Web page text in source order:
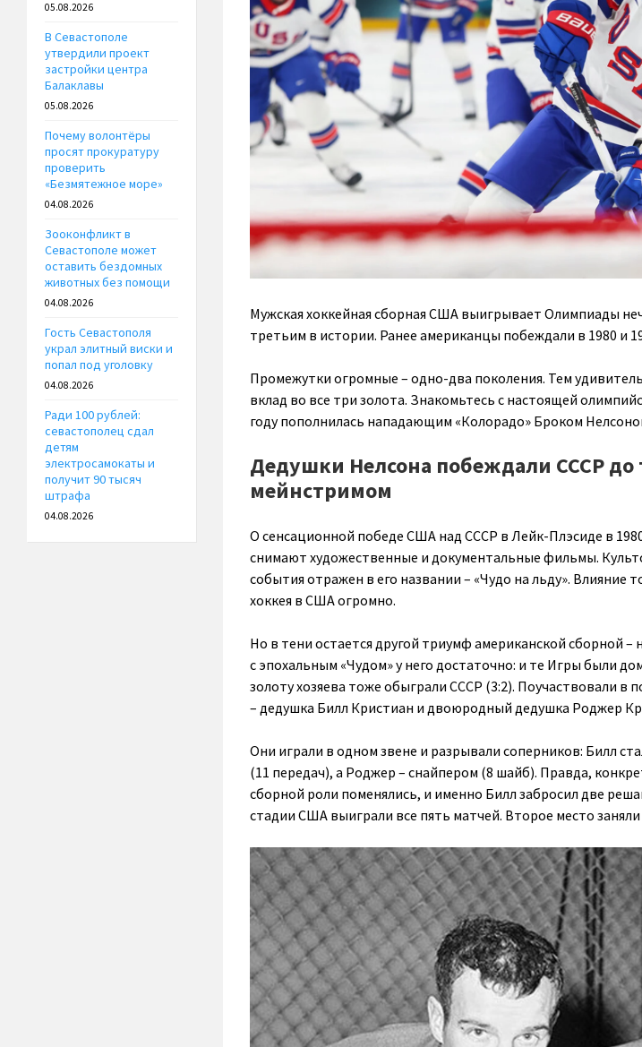
Мужская хоккейная сборная США выигрывает Олимпиады
третьим в истории. Ранее американцы побеждали в 1980 и
Промежутки огромные – одно-два поколения. Тем
вклад во все три золота. Знакомьтесь с настоящей
году пополнилась нападающим «Колорадо» Броком
Дедушки Нелсона побеждали СССР до
мейнстримом
О сенсационной победе США над СССР в Лейк-Плэсиде в
снимают художественные и документальные фильмы.
события отражен в его названии – «Чудо на льду». Влияние
хоккея в США огромно.
Но в тени остается другой триумф американской сборной –
с эпохальным «Чудом» у него достаточно: и те Игры были
золоту хозяева тоже обыграли СССР (3:2). Поучаствовали в
– дедушка Билл Кристиан и двоюродный дедушка Роджер
Они играли в одном звене и разрывали соперников: Билл
(11 передач), а Роджер – снайпером (8 шайб). Правда,
сборной роли поменялись, и именно Билл забросил две
стадии США выиграли все пять матчей. Второе место
05.08.2026
В Севастополе
утвердили проект
застройки центра
Балаклавы
05.08.2026
Почему волонтёры
просят прокуратуру
проверить
«Безмятежное море»
04.08.2026
Зооконфликт в
Севастополе может
оставить бездомных
животных без помощи
04.08.2026
Гость Севастополя
украл элитный виски и
попал под уголовку
04.08.2026
Ради 100 рублей:
севастополец сдал
детям
электросамокаты и
получит 90 тысяч
штрафа
04.08.2026